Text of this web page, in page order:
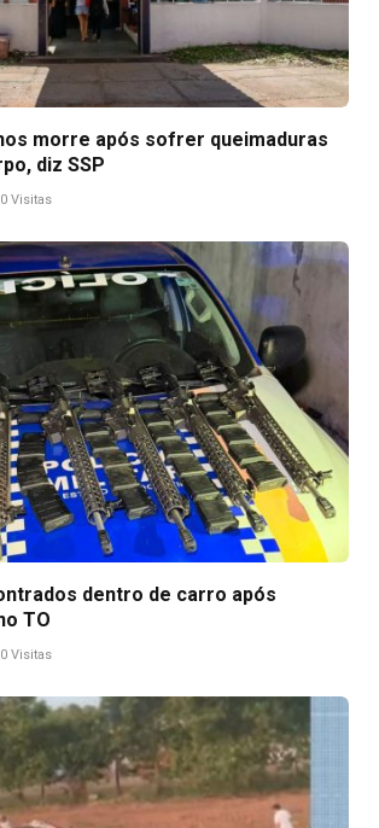
morre após sofrer queimaduras
diz SSP
0 Visitas
dentro de carro após
TO
0 Visitas